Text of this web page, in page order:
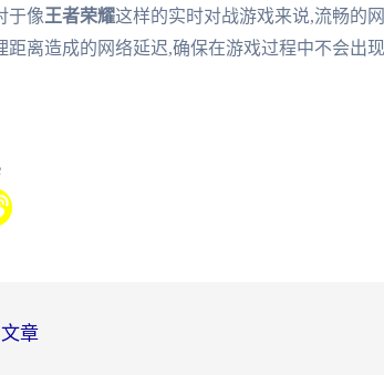
于像王者荣耀这样的实时对战游戏来说,流畅的
距离造成的网络延迟,确保在游戏过程中不会出
章